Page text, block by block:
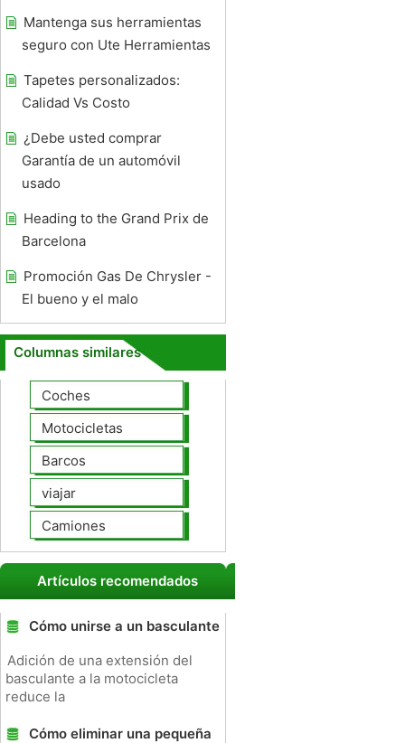
Mantenga sus herramientas
seguro con Ute Herramientas
Tapetes personalizados:
Calidad Vs Costo
¿Debe usted comprar
Garantía de un automóvil
usado
Heading to the Grand Prix de
Barcelona
Promoción Gas De Chrysler -
El bueno y el malo
Columnas similares
Coches
Motocicletas
Barcos
viajar
Camiones
Artículos recomendados
Cómo unirse a un basculante
Adición de una extensión del
basculante a la motocicleta
reduce la
Cómo eliminar una pequeña